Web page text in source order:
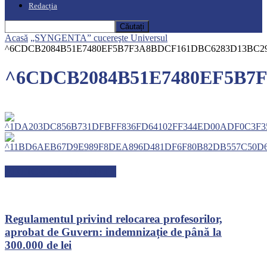
Redacția
Acasă „SYNGENTA” cucereşte Universul
Regulamentul privind relocarea profesorilor,
aprobat de Guvern: indemnizație de până la
300.000 de lei